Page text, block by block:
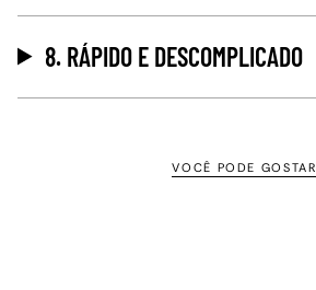
8. RÁPIDO E DESCOMPLICADO
VOCÊ PODE GOSTAR